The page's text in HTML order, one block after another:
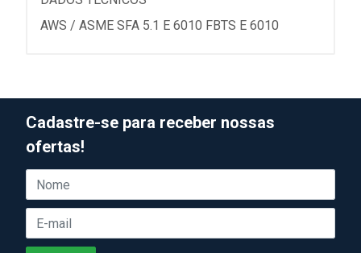
AWS / ASME SFA 5.1 E 6010 FBTS E 6010
Cadastre-se para receber nossas
ofertas!